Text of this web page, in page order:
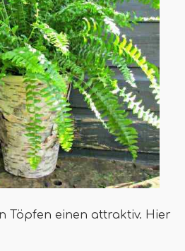
Töpfen einen attraktiv. Hier